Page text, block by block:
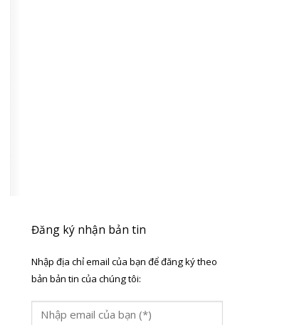
Đăng ký nhận bản tin
Nhập địa chỉ email của bạn để đăng ký theo
bản bản tin của chúng tôi: